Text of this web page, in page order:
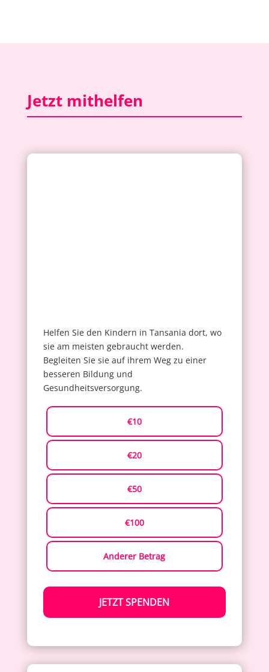
Jetzt mithelfen
Helfen Sie den Kindern in Tansania dort, wo
sie am meisten gebraucht werden.
Begleiten Sie sie auf ihrem Weg zu einer
besseren Bildung und
Gesundheitsversorgung.
€10
€20
€50
€100
Anderer Betrag
JETZT SPENDEN